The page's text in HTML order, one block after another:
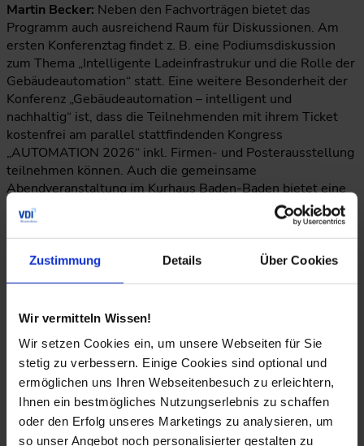
Zustimmung Details Über Cookies
Wir vermitteln Wissen!
Wir setzen Cookies ein, um unsere Webseiten für Sie
stetig zu verbessern. Einige Cookies sind optional und
ermöglichen uns Ihren Webseitenbesuch zu erleichtern,
Ihnen ein bestmögliches Nutzungserlebnis zu schaffen
oder den Erfolg unseres Marketings zu analysieren, um
so unser Angebot noch personalisierter gestalten zu
Martin Becker: Neben den Fachvorträgen bietet das
Programm auch ausreichend Raum für Diskussionen. Am
ersten Konferenztag findet z. B. eine Podiumsdiskussion
zum Thema „Intelligente Ladeinfrastrukur und die Rolle der
Gebäudeautomation“ statt. Eine weitere Besonderheit der
Konferenz „Gebäudeautomation – intelligent und
nachhaltig“ ist, dass die Teilnehmenden mit ihrem Ticket
kostenfrei am parallel stattfindenden Kongress
„AUTOMATION 2026“ inkl. Firmen- und Posterausstellung
teilnehmen können. Auch die gemeinsame
Abendveranstaltung im Kurhaus Baden-Baden bietet eine
hervorragende Gelegenheit zum Austausch und
Netzwerken.
Werfen wir einen Blick in die Zukunft: In unserem letzten
Gebäudeautomation „vom Quintett zum Orchester“
diese Entwicklung im Programm der Veranstaltung konkret
auf?
Martin Becker & Martin Höttecke: Wir stellen fest, dass
sich die Gebäudeautomation nicht mehr nur mit der